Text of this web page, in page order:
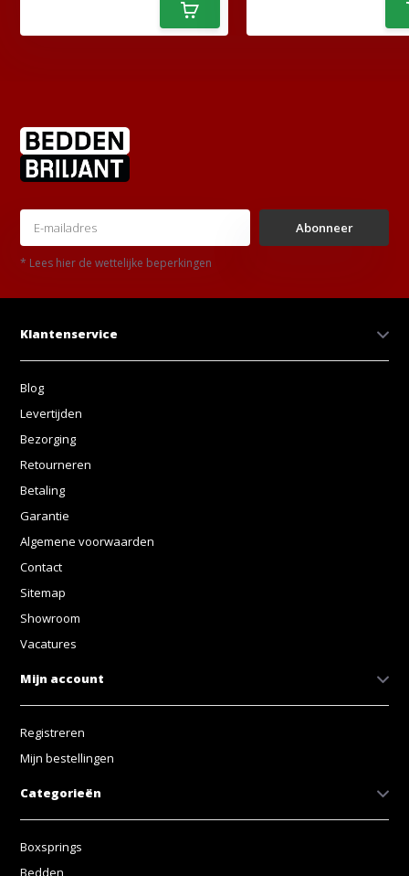
Abonneer
* Lees hier de wettelijke beperkingen
Klantenservice
Blog
Levertijden
Bezorging
Retourneren
Betaling
Garantie
Algemene voorwaarden
Contact
Sitemap
Showroom
Vacatures
Mijn account
Registreren
Mijn bestellingen
Categorieën
Boxsprings
Bedden